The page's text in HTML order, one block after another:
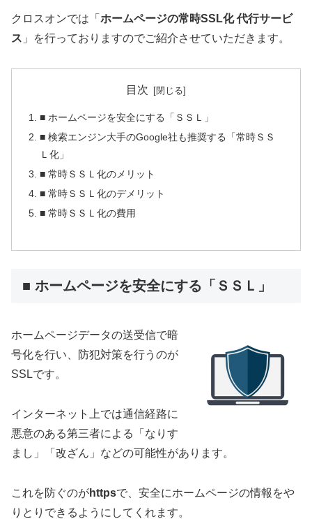
クロスオンでは「 ホームページの常時SSL化 代行サービ
ス 」を行っておりますのでご紹介させていただきます。
目次
■ ホームページを安全にする「ＳＳＬ」
■ 検索エンジン大手のGoogle社も推奨する「常時ＳＳ
Ｌ化」
■ 常時ＳＳＬ化のメリット
■ 常時ＳＳＬ化のデメリット
■ 常時ＳＳＬ化の費用
■ ホームページを安全にする「ＳＳＬ」
ホームページデータの送受信で暗
号化を行い、防犯対策を行うのが
SSLです。
インターネット上では通信経路に
悪意のある第三者による「なりす
まし」「改ざん」などの可能性があります。
これを防ぐのがhttpsで、安全にホームページの情報をや
りとりできるようにしてくれます。